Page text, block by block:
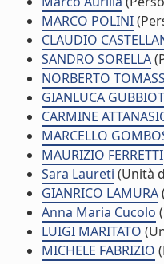
MARCO POLINI
CLAUDIO
SANDRO SORELLA
NORBERTO
GIANLUCA
CARMINE
MARCELLO
MAURIZIO FERRETTI
Sara Laureti (Unità
GIANRICO LAMURA
Anna Maria Cucolo
LUIGI MARITATO
MICHELE FABRIZIO